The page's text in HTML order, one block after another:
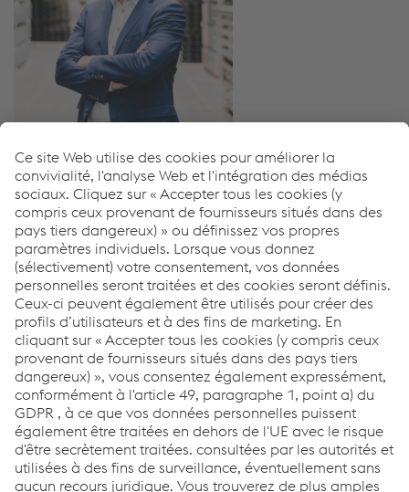
Thomas Houvenaeghel
Com­mer­cial Seg­ment Mana­ger
Cus­tom Roll For­ming
T:+32 51 261 639
Envoyer un cour­riel